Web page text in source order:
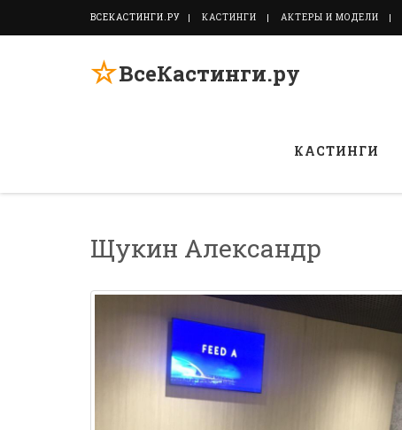
ВСЕКАСТИНГИ.РУ КАСТИНГИ АКТЕРЫ И МОДЕЛИ
☆ВсеКастинги.ру
КАСТИНГИ
Щукин Александр